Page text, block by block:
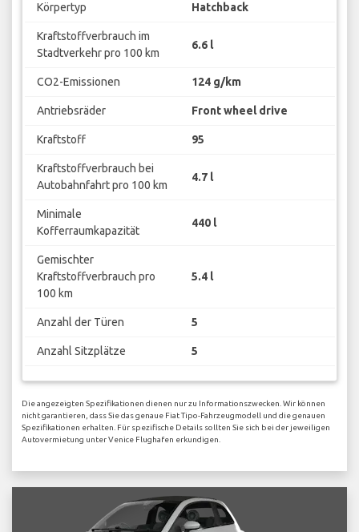
Körpertyp Hatchback
Kraftstoffverbrauch im
Stadtverkehr pro 100 km
6.6 l
CO2-Emissionen 124 g/km
Antriebsräder Front wheel drive
Kraftstoff 95
Kraftstoffverbrauch bei
Autobahnfahrt pro 100 km
4.7 l
Minimale
Kofferraumkapazität
440 l
Gemischter
Kraftstoffverbrauch pro
100 km
5.4 l
Anzahl der Türen 5
Anzahl Sitzplätze 5
Die angezeigten Spezifikationen dienen nur zu Informationszwecken. Wir können
nicht garantieren, dass Sie das genaue Fiat Tipo-Fahrzeugmodell und die genauen
Spezifikationen erhalten. Für spezifische Details sollten Sie sich bei der jeweiligen
Autovermietung unter Venice Flughafen erkundigen.